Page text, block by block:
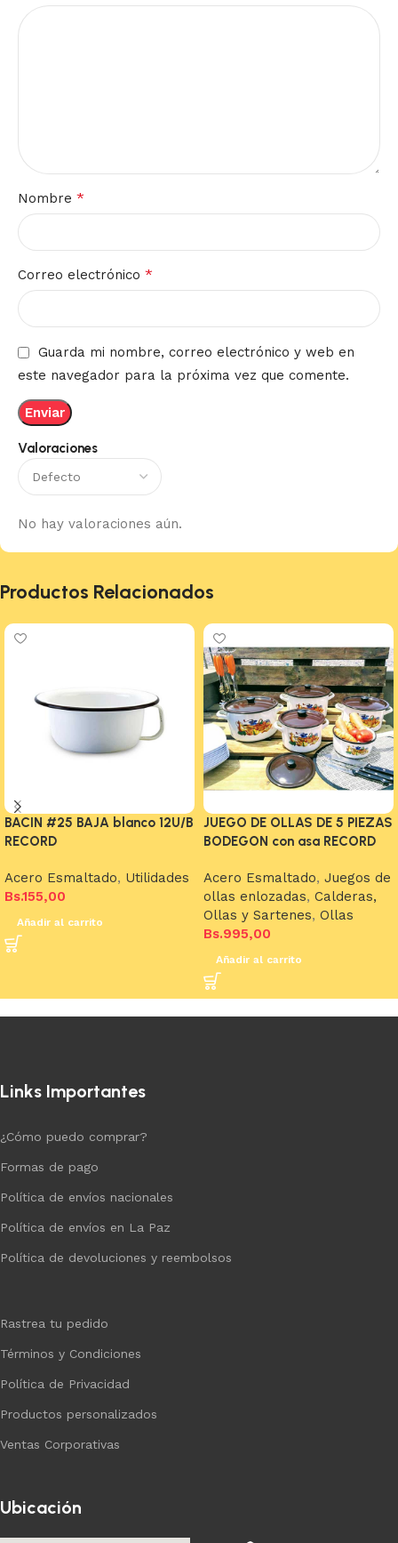
Valoraciones
No hay valoraciones aún.
Nombre *
Correo electrónico *
Guarda mi nombre, correo electrónico y web en
este navegador para la próxima vez que comente.
Productos Relacionados
BACIN #25 BAJA blanco 12U/B
RECORD
Acero Esmaltado, Utilidades
Bs.155,00
Añadir al carrito
JUEGO DE OLLAS DE 5 PIEZAS
BODEGON con asa RECORD
Acero Esmaltado, Juegos de
ollas enlozadas, Calderas,
Ollas y Sartenes, Ollas
Bs.995,00
Añadir al carrito
Links Importantes
¿Cómo puedo comprar?
Formas de pago
Política de envíos nacionales
Política de envíos en La Paz
Política de devoluciones y reembolsos
Rastrea tu pedido
Términos y Condiciones
Política de Privacidad
Productos personalizados
Ventas Corporativas
Ubicación